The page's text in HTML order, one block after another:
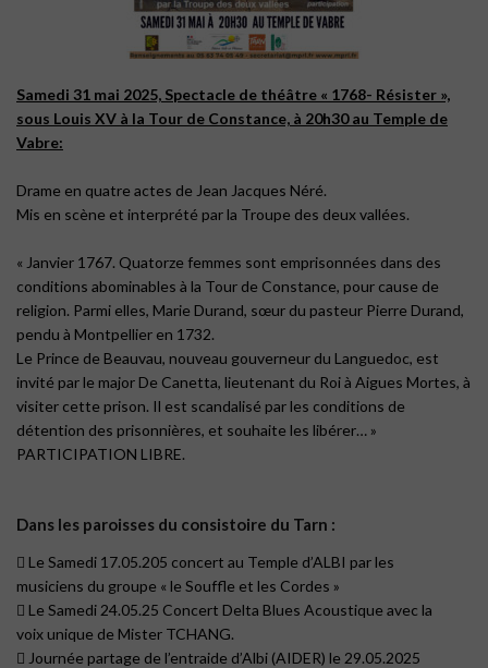
Samedi 31 mai 2025, Spectacle de théâtre « 1768- Résister »,
sous Louis XV à la Tour de Constance, à 20h30 au Temple de
Vabre:
Drame en quatre actes de Jean Jacques Néré.
Mis en scène et interprété par la Troupe des deux vallées.
« Janvier 1767. Quatorze femmes sont emprisonnées dans des
conditions abominables à la Tour de Constance, pour cause de
religion. Parmi elles, Marie Durand, sœur du pasteur Pierre Durand,
pendu à Montpellier en 1732.
Le Prince de Beauvau, nouveau gouverneur du Languedoc, est
invité par le major De Canetta, lieutenant du Roi à Aigues Mortes, à
visiter cette prison. Il est scandalisé par les conditions de
détention des prisonnières, et souhaite les libérer… »
PARTICIPATION LIBRE.
Dans les paroisses du consistoire du Tarn :
 Le Samedi 17.05.205 concert au Temple d’ALBI par les
musiciens du groupe « le Souffle et les Cordes »
 Le Samedi 24.05.25 Concert Delta Blues Acoustique avec la
voix unique de Mister TCHANG.
 Journée partage de l’entraide d’Albi (AIDER) le 29.05.2025